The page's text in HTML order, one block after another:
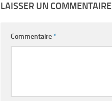
LAISSER UN COMMENTAIRE
Commentaire*